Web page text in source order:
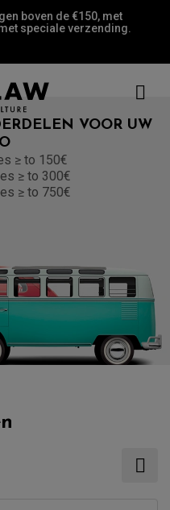
boven de €150, met
speciale verzending.
VOOR UW
≥ to 150€
≥ to 300€
≥ to 750€